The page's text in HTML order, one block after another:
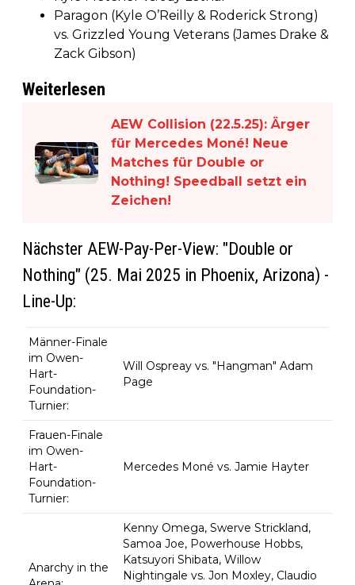
Paragon (Kyle O’Reilly & Roderick Strong)
vs. Grizzled Young Veterans (James Drake &
Zack Gibson)
Weiterlesen
AEW Collision (22.5.25): Ärger
für Mercedes Moné! Neue
Matches für Double or
Nothing! Speedball setzt ein
Zeichen!
Nächster AEW-Pay-Per-View: "Double or
Nothing" (25. Mai 2025 in Phoenix, Arizona) -
Line-Up:
Männer-Finale
im Owen-
Hart-
Foundation-
Turnier:
Will Ospreay vs. "Hangman" Adam
Page
Frauen-Finale
im Owen-
Hart-
Foundation-
Turnier:
Mercedes Moné vs. Jamie Hayter
Anarchy in the
Kenny Omega, Swerve Strickland,
Samoa Joe, Powerhouse Hobbs,
Katsuyori Shibata, Willow
Nightingale vs. Jon Moxley, Claudio